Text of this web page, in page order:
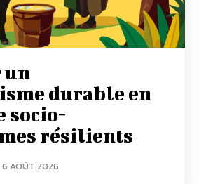
un
durable en
socio-
résilients
6 AOÛT 2026